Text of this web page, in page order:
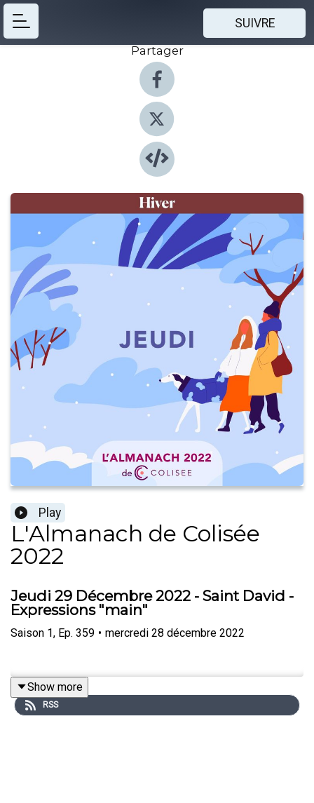
SUIVRE
Partager
Play
L'Almanach de Colisée
2022
Jeudi 29 Décembre 2022 - Saint David -
Expressions "main"
Saison 1, Ep. 359 • mercredi 28 décembre 2022
Show more
RSS